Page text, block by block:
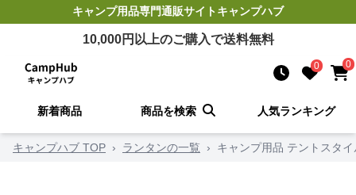
キャンプ用品専門通販サイトキャンプハブ
10,000円以上のご購入で送料無料
0 0
新着商品 商品を検索 人気ランキング
キャンプハブ TOP › ランタンの一覧 › キャンプ用品 テントスタ